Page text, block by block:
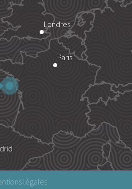
Londres
Paris
légales